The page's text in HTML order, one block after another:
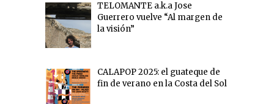
TELOMANTE a.k.a Jose
Guerrero vuelve “Al margen de
la visión”
CALAPOP 2025: el guateque de
fin de verano en la Costa del Sol